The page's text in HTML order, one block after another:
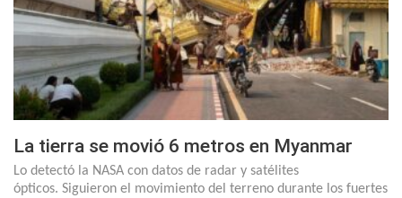
La tierra se movió 6 metros en Myanmar
Lo detectó la NASA con datos de radar y satélites
ópticos. Siguieron el movimiento del terreno durante los fuertes